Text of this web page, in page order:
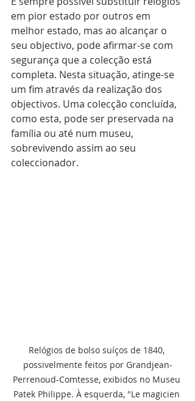
em pior estado por outros em
melhor estado, mas ao alcançar o
seu objectivo, pode afirmar-se com
segurança que a colecção está
completa. Nesta situação, atinge-se
um fim através da realização dos
objectivos. Uma colecção concluída,
como esta, pode ser preservada na
família ou até num museu,
sobrevivendo assim ao seu
coleccionador.
Relógios de bolso suíços de 1840,
possivelmente feitos por Grandjean-
Perrenoud-Comtesse, exibidos no Museu
Patek Philippe. À esquerda, "Le magicien